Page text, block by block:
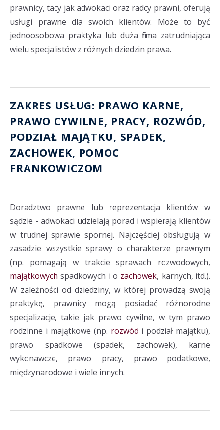
prawnicy, tacy jak adwokaci oraz radcy prawni, oferują
usługi prawne dla swoich klientów. Może to być
jednoosobowa praktyka lub duża firma zatrudniająca
wielu specjalistów z różnych dziedzin prawa.
ZAKRES USŁUG: PRAWO KARNE,
PRAWO CYWILNE, PRACY, ROZWÓD,
PODZIAŁ MAJĄTKU, SPADEK,
ZACHOWEK, POMOC
FRANKOWICZOM
Doradztwo prawne lub reprezentacja klientów w
sądzie - adwokaci udzielają porad i wspierają klientów
w trudnej sprawie spornej. Najczęściej obsługują w
zasadzie wszystkie sprawy o charakterze prawnym
(np. pomagają w trakcie sprawach rozwodowych,
majątkowych spadkowych i o zachowek, karnych, itd.).
W zależności od dziedziny, w której prowadzą swoją
praktykę, prawnicy mogą posiadać różnorodne
specjalizacje, takie jak prawo cywilne, w tym prawo
rodzinne i majątkowe (np. rozwód i podział majątku),
prawo spadkowe (spadek, zachowek), karne
wykonawcze, prawo pracy, prawo podatkowe,
międzynarodowe i wiele innych.